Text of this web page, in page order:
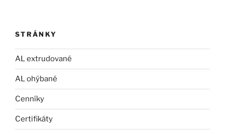
STRÁNKY
AL extrudované
AL ohýbané
Cenníky
Certifikáty